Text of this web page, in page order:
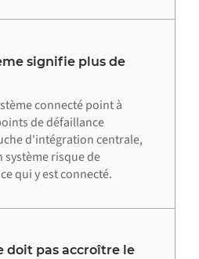
signifie plus de
connecté point à
de défaillance
d'intégration centrale,
risque de
qui y est connecté.
doit pas accroître le